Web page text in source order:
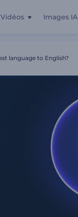
Images IA
language to English?